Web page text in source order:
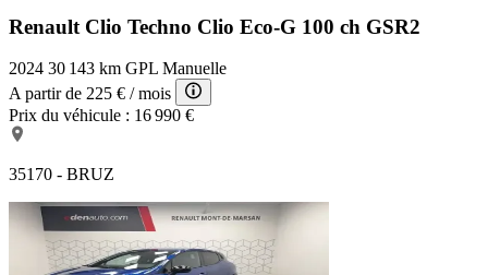
Renault Clio Techno Clio Eco-G 100 ch GSR2
2024 30 143 km GPL Manuelle
A partir de 225 € / mois
Prix du véhicule : 16 990 €
35170 - BRUZ